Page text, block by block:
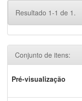
Resultado 1-1 de 1.
Conjunto de itens:
Pré-visualização